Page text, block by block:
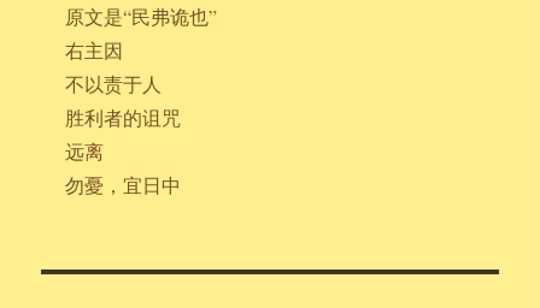
原文是“民弗诡也”
右主因
不以责于人
胜利者的诅咒
远离
勿憂，宜日中